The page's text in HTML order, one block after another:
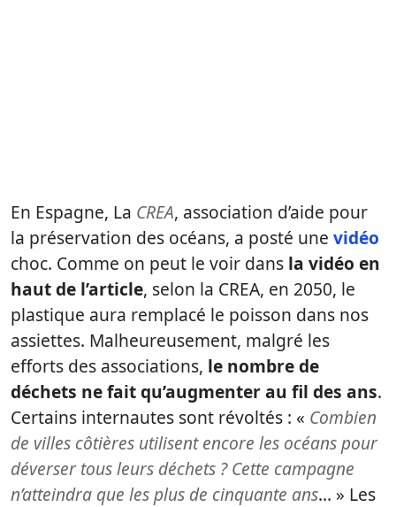
En Espagne, La CREA, association d’aide pour
la préservation des océans, a posté une vidéo
choc. Comme on peut le voir dans la vidéo en
haut de l’article, selon la CREA, en 2050, le
plastique aura remplacé le poisson dans nos
assiettes. Malheureusement, malgré les
efforts des associations, le nombre de
déchets ne fait qu’augmenter au fil des ans.
Certains internautes sont révoltés : « Combien
de villes côtières utilisent encore les océans pour
déverser tous leurs déchets ? Cette campagne
n’atteindra que les plus de cinquante ans… » Les